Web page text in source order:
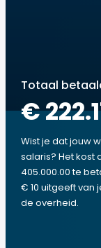
Totaal
€
Wist je dat jouw
salaris? Het kost
405.000.00 te
€ 10 uitgeeft van
de overheid.